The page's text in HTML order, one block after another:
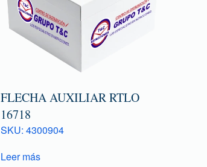
FLECHA AUXILIAR RTLO
16718
SKU: 4300904
Leer más